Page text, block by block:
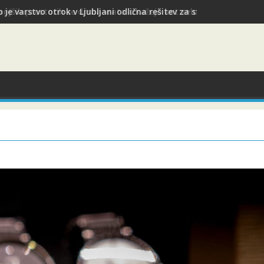
je varstvo otrok v Ljubljani odlična rešitev za starše med